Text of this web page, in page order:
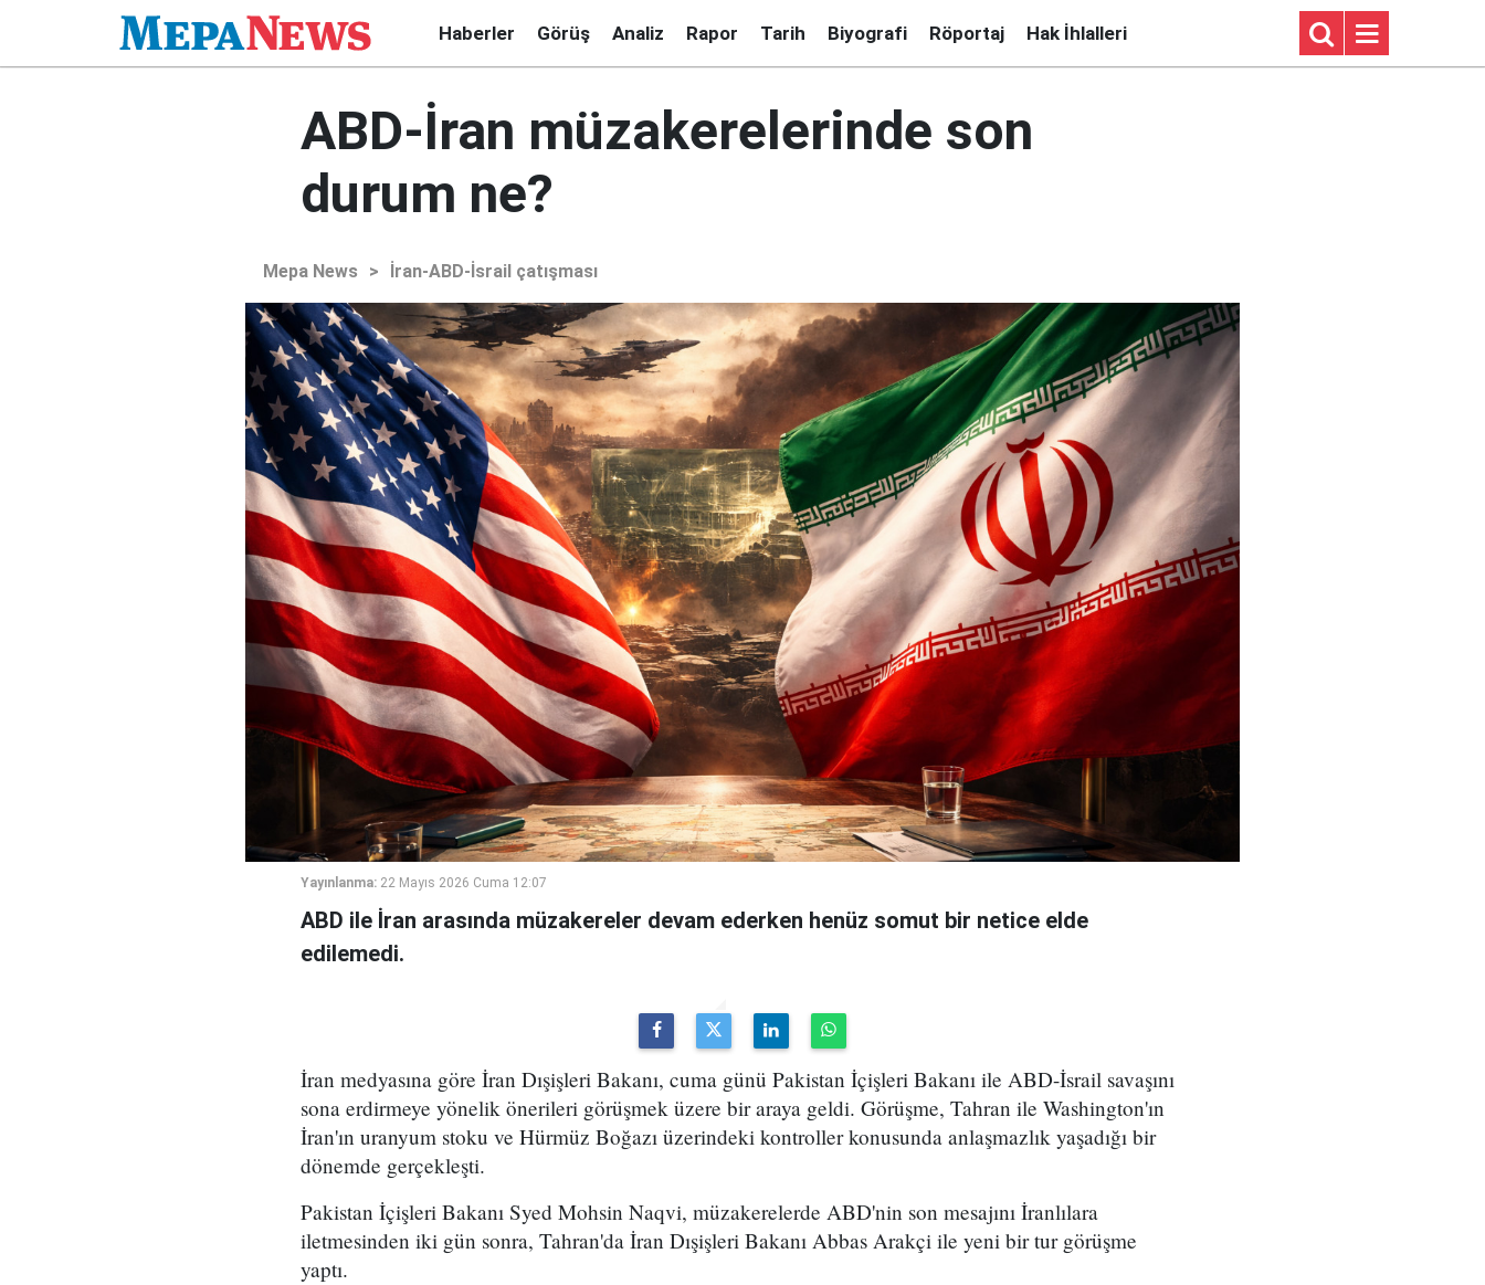
Haberler Görüş Analiz Rapor Tarih Biyografi Röportaj Hak İhlalleri
ABD-İran müzakerelerinde son
durum ne?
Mepa News > İran-ABD-İsrail çatışması
Yayınlanma: 22 Mayıs 2026 Cuma 12:07
ABD ile İran arasında müzakereler devam ederken henüz somut bir netice elde
edilemedi.
İran medyasına göre İran Dışişleri Bakanı, cuma günü Pakistan İçişleri Bakanı ile ABD-İsrail savaşını
sona erdirmeye yönelik önerileri görüşmek üzere bir araya geldi. Görüşme, Tahran ile Washington'ın
İran'ın uranyum stoku ve Hürmüz Boğazı üzerindeki kontroller konusunda anlaşmazlık yaşadığı bir
dönemde gerçekleşti.
Pakistan İçişleri Bakanı Syed Mohsin Naqvi, müzakerelerde ABD'nin son mesajını İranlılara
iletmesinden iki gün sonra, Tahran'da İran Dışişleri Bakanı Abbas Arakçi ile yeni bir tur görüşme
yaptı.